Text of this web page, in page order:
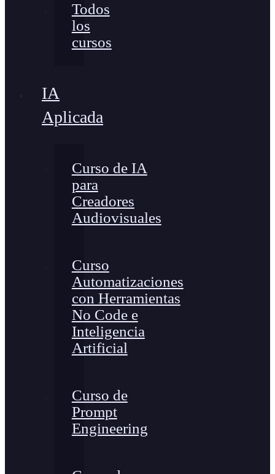
Todos
los
cursos
IA
Aplicada
Curso de IA
para
Creadores
Audiovisuales
Curso
Automatizaciones
con Herramientas
No Code e
Inteligencia
Artificial
Curso de
Prompt
Engineering